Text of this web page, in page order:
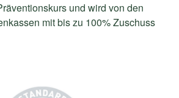
und wird von den
mit bis zu 100% Zuschuss